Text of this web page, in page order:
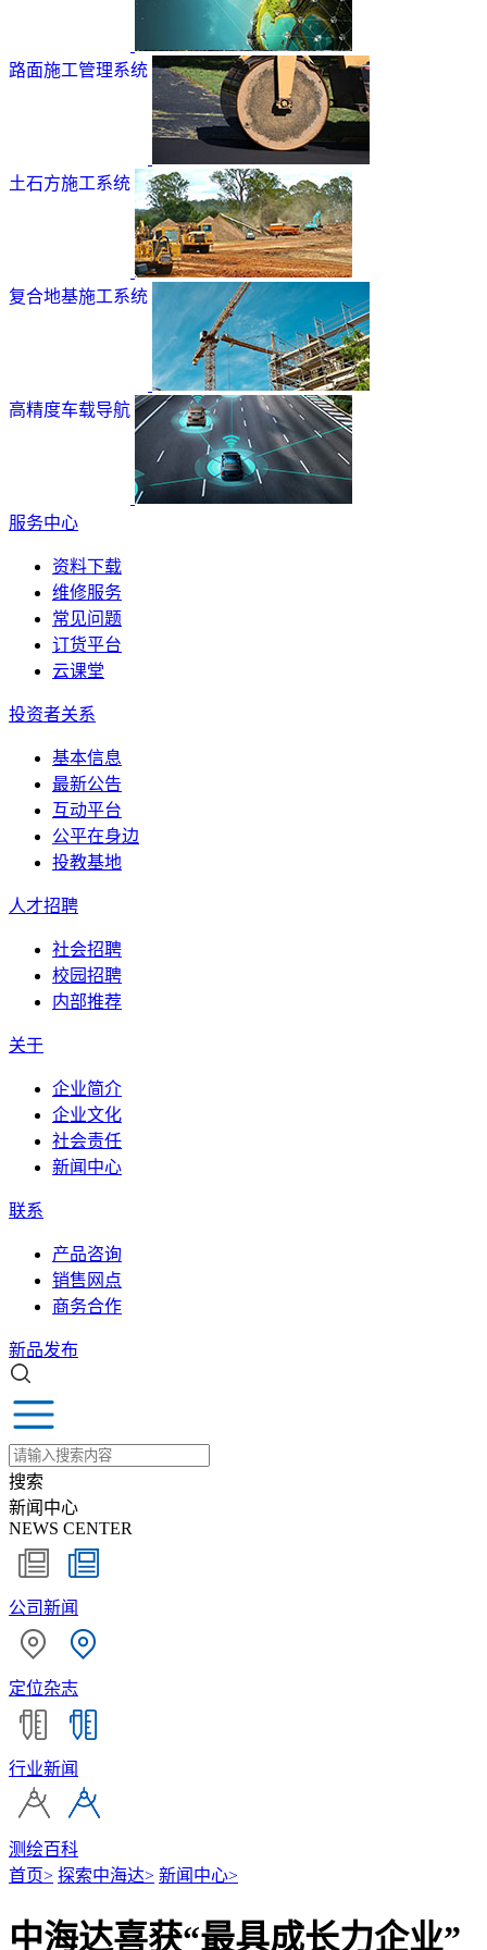
路面施工管理系统
土石方施工系统
复合地基施工系统
高精度车载导航
服务中心
资料下载
维修服务
常见问题
订货平台
云课堂
投资者关系
基本信息
最新公告
互动平台
公平在身边
投教基地
人才招聘
社会招聘
校园招聘
内部推荐
关于
企业简介
企业文化
社会责任
新闻中心
联系
产品咨询
销售网点
商务合作
新品发布
搜索
新闻中心
NEWS CENTER
公司新闻
定位杂志
行业新闻
测绘百科
首页> 探索中海达> 新闻中心>
中海达喜获“最具成长力企业”